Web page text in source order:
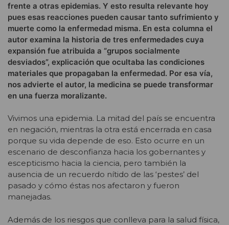
frente a otras epidemias. Y esto resulta relevante hoy
pues esas reacciones pueden causar tanto sufrimiento y
muerte como la enfermedad misma. En esta columna el
autor examina la historia de tres enfermedades cuya
expansión fue atribuida a “grupos socialmente
desviados”, explicación que ocultaba las condiciones
materiales que propagaban la enfermedad. Por esa vía,
nos advierte el autor, la medicina se puede transformar
en una fuerza moralizante.
Vivimos una epidemia. La mitad del país se encuentra
en negación, mientras la otra está encerrada en casa
porque su vida depende de eso. Esto ocurre en un
escenario de desconfianza hacia los gobernantes y
escepticismo hacia la ciencia, pero también la
ausencia de un recuerdo nítido de las ‘pestes’ del
pasado y cómo éstas nos afectaron y fueron
manejadas.
Además de los riesgos que conlleva para la salud física,